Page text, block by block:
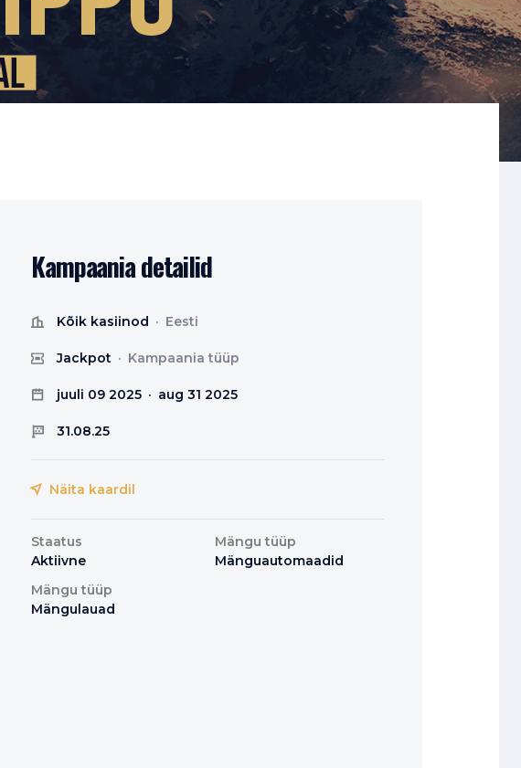
Kampaania detailid
Kõik kasiinod Eesti
Jackpot Kampaania tüüp
juuli 09 2025 aug 31 2025
31.08.25
Näita kaardil
Staatus
Aktiivne
Mängu tüüp
Mänguautomaadid
Mängu tüüp
Mängulauad